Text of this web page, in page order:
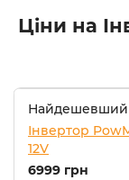
Ціни на
Найдешевший
Інвертор
12V
6999 грн